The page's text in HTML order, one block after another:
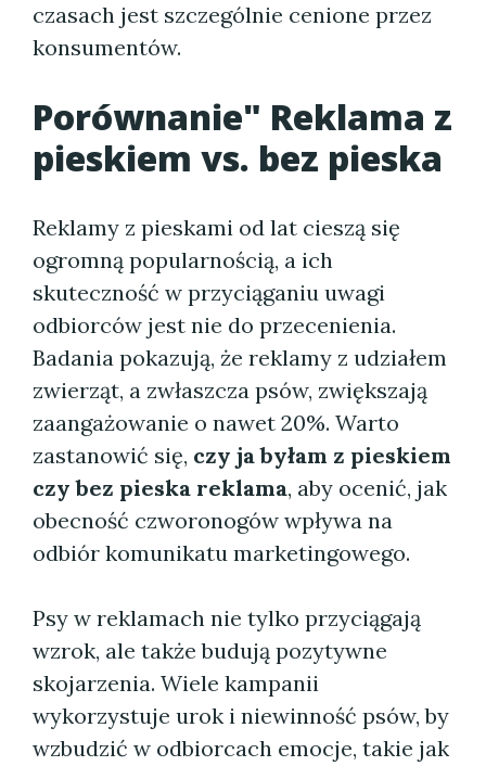
czasach jest szczególnie cenione przez
konsumentów.
Porównanie" Reklama z
pieskiem vs. bez pieska
Reklamy z pieskami od lat cieszą się
ogromną popularnością, a ich
skuteczność w przyciąganiu uwagi
odbiorców jest nie do przecenienia.
Badania pokazują, że reklamy z udziałem
zwierząt, a zwłaszcza psów, zwiększają
zaangażowanie o nawet 20%. Warto
zastanowić się, czy ja byłam z pieskiem
czy bez pieska reklama, aby ocenić, jak
obecność czworonogów wpływa na
odbiór komunikatu marketingowego.
Psy w reklamach nie tylko przyciągają
wzrok, ale także budują pozytywne
skojarzenia. Wiele kampanii
wykorzystuje urok i niewinność psów, by
wzbudzić w odbiorcach emocje, takie jak